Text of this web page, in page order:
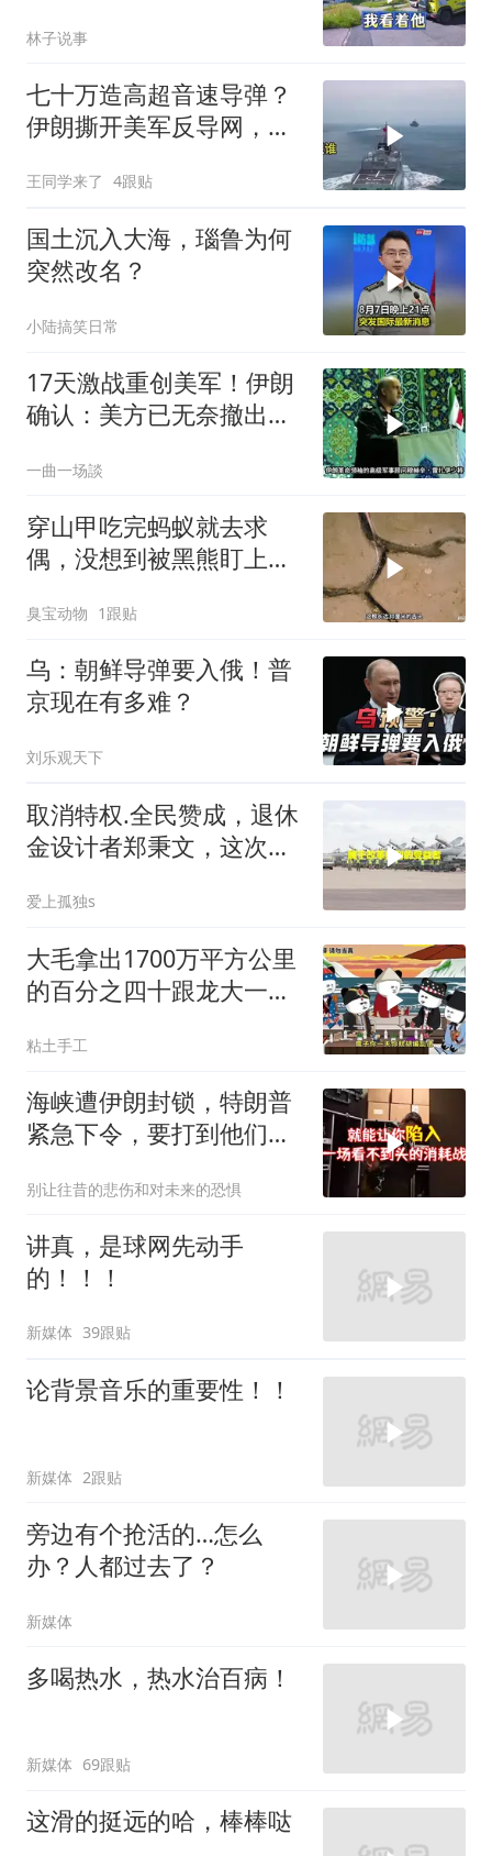
林子说事
七十万造高超音速导弹？
伊朗撕开美军反导网，炸
王同学来了 4跟贴
国土沉入大海，瑙鲁为何
突然改名？
小陆搞笑日常
17天激战重创美军！伊朗
确认：美方已无奈撤出两
一曲一场談
穿山甲吃完蚂蚁就去求
偶，没想到被黑熊盯上
臭宝动物 1跟贴
乌：朝鲜导弹要入俄！普
京现在有多难？
刘乐观天下
取消特权.全民赞成，退休
金设计者郑秉文，这次站
爱上孤独s
大毛拿出1700万平方公里
的百分之四十跟龙大一起
粘土手工
海峡遭伊朗封锁，特朗普
紧急下令，要打到他们承
别让往昔的悲伤和对未来的恐惧
讲真，是球网先动手
的！！！
新媒体 39跟贴
论背景音乐的重要性！！
新媒体 2跟贴
旁边有个抢活的…怎么
办？人都过去了？
新媒体
多喝热水，热水治百病！
新媒体 69跟贴
这滑的挺远的哈，棒棒哒